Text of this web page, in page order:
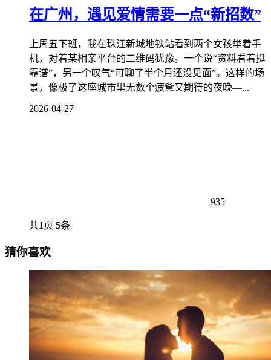
在广州，遇见爱情需要一点“新招数”
上周五下班，我在珠江新城地铁站看到两个女孩举着手
机，对着某相亲平台的二维码犹豫。一个说“资料看着挺
靠谱”，另一个叹气“可聊了半个月还没见面”。这样的场
景，像极了这座城市里无数个疲惫又期待的夜晚—...
2026-04-27
935
共1页 5条
猜你喜欢